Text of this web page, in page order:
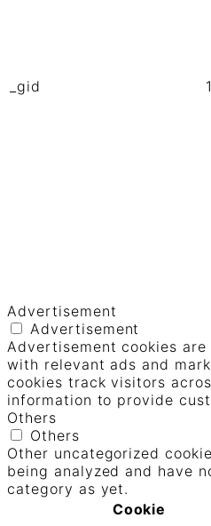
_gid
Advertisement
Advertisement
Advertisement cookies
with relevant ads and
cookies track visitors
information to provide
Others
Others
Other uncategorized
being analyzed and have
category as yet.
Cookie